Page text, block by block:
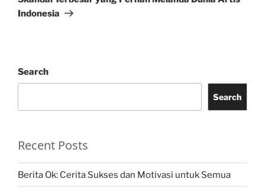
Indonesia
Search
Search
Recent Posts
Berita Ok: Cerita Sukses dan Motivasi untuk Semua